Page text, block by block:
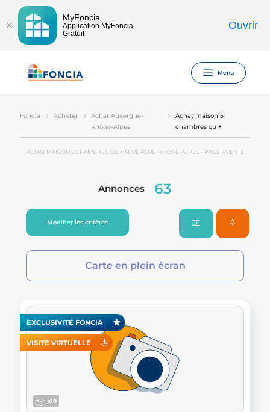
MyFoncia
Application MyFoncia
Gratuit
Ouvrir
Menu
Foncia Acheter
Achat Auvergne-
Rhône-Alpes
Achat maison 5
chambres ou +
ACHAT MAISON 5 CHAMBRES OU + AUVERGNE-RHÔNE-ALPES - PAGE 4 VENTE
Annonces 63
Modifier les critères
Carte en plein écran
EXCLUSIVITÉ FONCIA
VISITE VIRTUELLE
x10